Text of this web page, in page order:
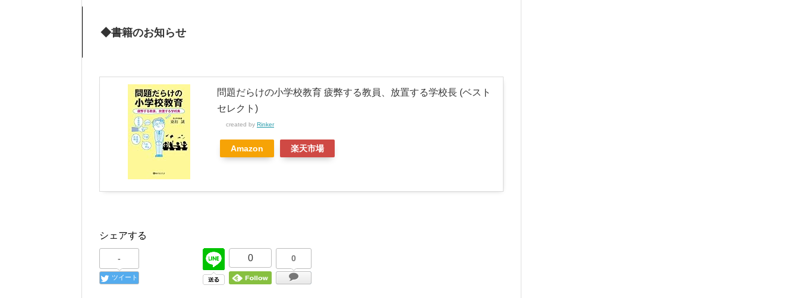
◆書籍のお知らせ
問題だらけの小学校教育 疲弊する教員、放置する学校長 (ベスト
セレクト)
created by Rinker
Amazon 楽天市場
シェアする
-
ツイート
0 0